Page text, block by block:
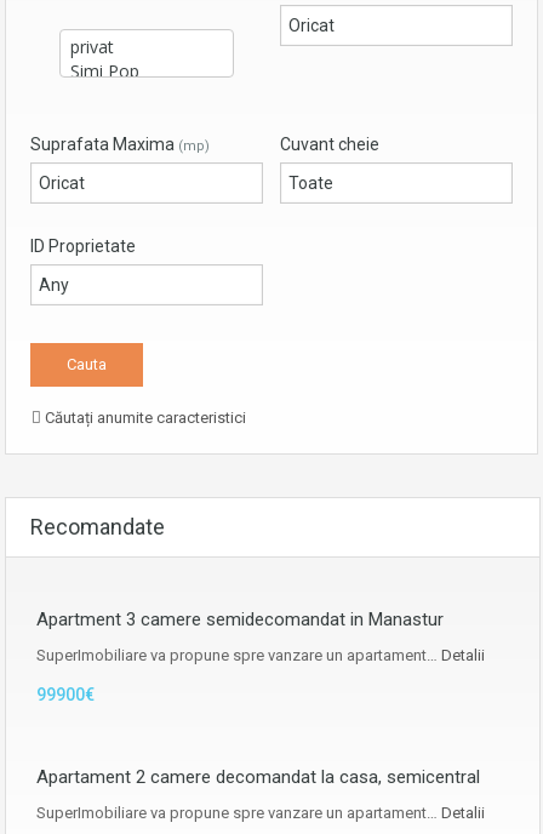
Suprafata Maxima (mp) Cuvant cheie
ID Proprietate
Căutați anumite caracteristici
Recomandate
Apartment 3 camere semidecomandat in Manastur
SuperImobiliare va propune spre vanzare un apartament… Detalii
99900€
Apartament 2 camere decomandat la casa, semicentral
SuperImobiliare va propune spre vanzare un apartament… Detalii